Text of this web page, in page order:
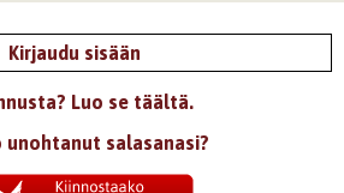
Kirjaudu sisään
Luo se täältä.
unohtanut salasanasi?